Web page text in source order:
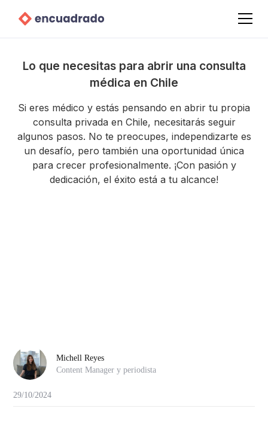
Lo que necesitas para abrir una consulta
médica en Chile
Si eres médico y estás pensando en abrir tu propia
consulta privada en Chile, necesitarás seguir
algunos pasos. No te preocupes, independizarte es
un desafío, pero también una oportunidad única
para crecer profesionalmente. ¡Con pasión y
dedicación, el éxito está a tu alcance!
Michell Reyes
Content Manager y periodista
29/10/2024